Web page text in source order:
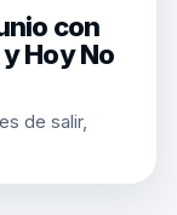
con
Hoy No
de salir,